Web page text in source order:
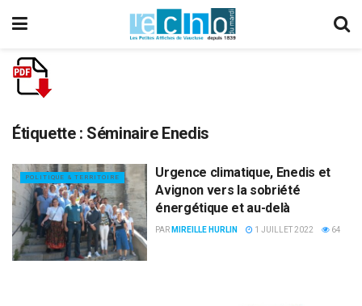
Étiquette : Séminaire Enedis
POLITIQUE & TERRITOIRE
Urgence climatique, Enedis et
Avignon vers la sobriété
énergétique et au-delà
PAR MIREILLE HURLIN 1 JUILLET 2022 64